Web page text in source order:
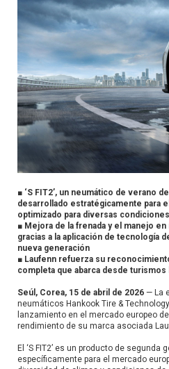
■ ‘S FIT2’, un neumático de verano
desarrollado estratégicamente para
optimizado para diversas
■ Mejora de la frenada y el manejo
gracias a la aplicación de tecnología
nueva generación
■ Laufenn refuerza su
completa que abarca desde
Seúl, Corea, 15 de abril de 2026 — La
neumáticos Hankook Tire &
lanzamiento en el mercado europeo
rendimiento de su marca asociada
El ‘S FIT2’ es un producto de
específicamente para el mercado